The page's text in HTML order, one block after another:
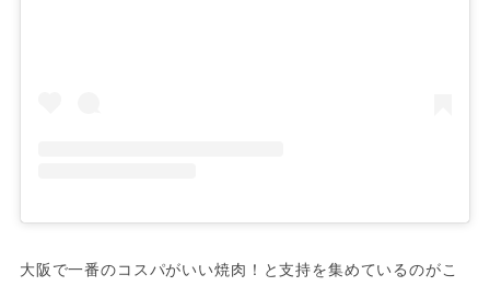
大阪で一番のコスパがいい焼肉！と支持を集めているのがこ